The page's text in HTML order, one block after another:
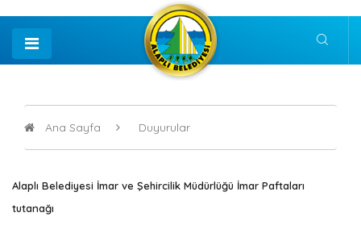
Ana Sayfa Duyurular
Alaplı Belediyesi İmar ve Şehircilik Müdürlüğü İmar Paftaları
tutanağı